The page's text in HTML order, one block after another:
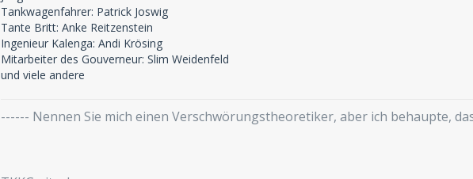
Tankwagenfahrer: Patrick Joswig
Tante Britt: Anke Reitzenstein
Ingenieur Kalenga: Andi Krösing
Mitarbeiter des Gouverneur: Slim Weidenfeld
und viele andere
------ Nennen Sie mich einen Verschwörungstheoretiker, aber ich behaupte,